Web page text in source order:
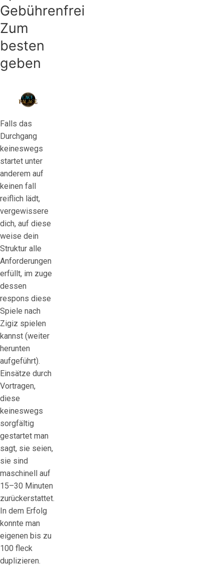
Gebührenfrei
Zum
besten
geben
Falls das
Durchgang
keineswegs
startet unter
anderem auf
keinen fall
reiflich lädt,
vergewissere
dich, auf diese
weise dein
Struktur alle
Anforderungen
erfüllt, im zuge
dessen
respons diese
Spiele nach
Zigiz spielen
kannst (weiter
herunten
aufgeführt).
Einsätze durch
Vortragen,
diese
keineswegs
sorgfältig
gestartet man
sagt, sie seien,
sie sind
maschinell auf
15–30 Minuten
zurückerstattet.
In dem Erfolg
konnte man
eigenen bis zu
100 fleck
duplizieren.